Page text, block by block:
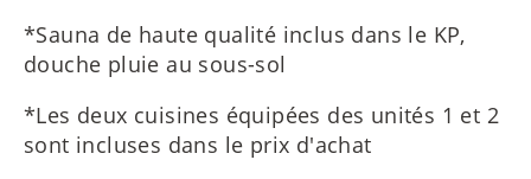
*Sauna de haute qualité inclus dans le KP,
douche pluie au sous-sol
*Les deux cuisines équipées des unités 1 et 2
sont incluses dans le prix d'achat